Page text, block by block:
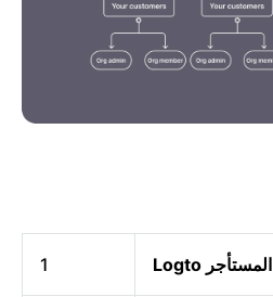
المستأجر Logto 1